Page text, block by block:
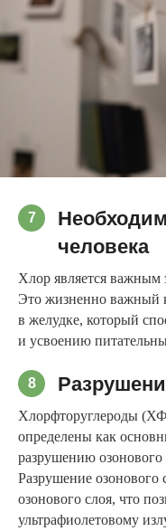
7
человека
Хлор является важным
Это жизненно важный
в желудке, который
и усвоению
8
Хлорфторуглероды
определены как
разрушению озонового
Разрушение
озонового слоя, что
ультрафиолетовому